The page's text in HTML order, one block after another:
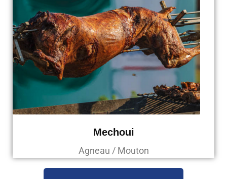
Mechoui
Agneau / Mouton